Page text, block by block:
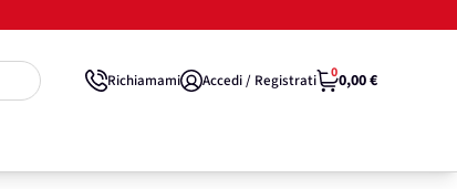
Richiamami Accedi / Registrati 00,00 €